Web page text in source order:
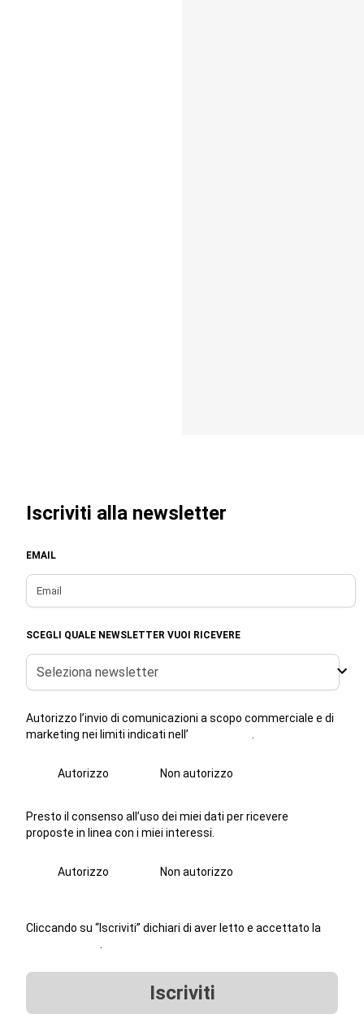
Iscriviti alla newsletter
EMAIL
SCEGLI QUALE NEWSLETTER VUOI RICEVERE
Seleziona newsletter
Autorizzo l’invio di comunicazioni a scopo commerciale e di
marketing nei limiti indicati nell’
Autorizzo Non autorizzo
Presto il consenso all’uso dei miei dati per ricevere
proposte in linea con i miei interessi.
Autorizzo Non autorizzo
Cliccando su “Iscriviti” dichiari di aver letto e accettato la
Iscriviti